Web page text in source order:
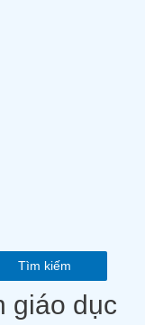
Tìm kiếm
giáo dục